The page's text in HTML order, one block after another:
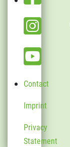
Contact
Imprint
Privacy
Statement